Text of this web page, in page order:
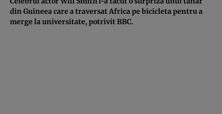
din Guineea care a traversat Africa pe bicicleta pentru a
merge la universitate, potrivit BBC.